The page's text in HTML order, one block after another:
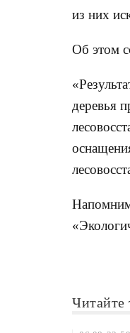
из них
Об этом
деревья
Читайте